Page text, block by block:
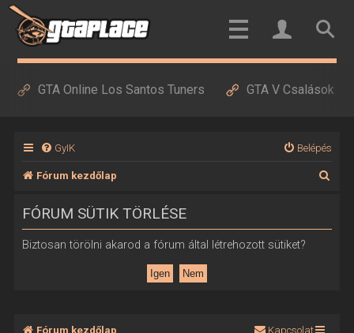
GTA Online Los Santos Tuners GTA V Csalások
GyIK Belépés
Fórum kezdőlap
FÓRUM SÜTIK TÖRLÉSE
Biztosan törölni akarod a fórum által létrehozott sütiket?
Fórum kezdőlap Kapcsolat